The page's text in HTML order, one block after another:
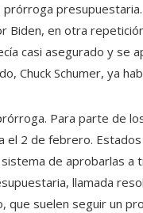
Biden, en otra
casi asegurado y se
Chuck Schumer, ya
Para parte de
2 de febrero.
de aprobarlas a
llamada
que suelen seguir un